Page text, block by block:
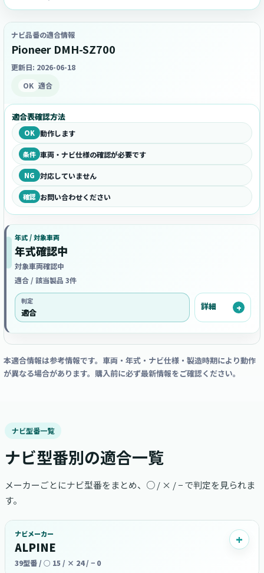
ナビ品番の適合情報
Pioneer DMH-SZ700
更新日: 2026-06-18
OK 適合
適合表確認方法
OK 動作します
条件 車両・ナビ仕様の確認が必要です
NG 対応していません
確認 お問い合わせください
年式 / 対象車両
年式確認中
対象車両確認中
適合 / 該当製品 3件
判定
適合
詳細
本適合情報は参考情報です。車両・年式・ナビ仕様・製造時期により動作
が異なる場合があります。購入前に必ず最新情報をご確認ください。
ナビ型番一覧
ナビ型番別の適合一覧
メーカーごとにナビ型番をまとめ、○ / × / − で判定を見られま
す。
ナビメーカー
ALPINE
39型番 / ○ 15 / × 24 / − 0